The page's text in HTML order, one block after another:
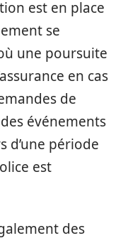
est en place
se
une poursuite
en cas
de
événements
d’une période
est
des